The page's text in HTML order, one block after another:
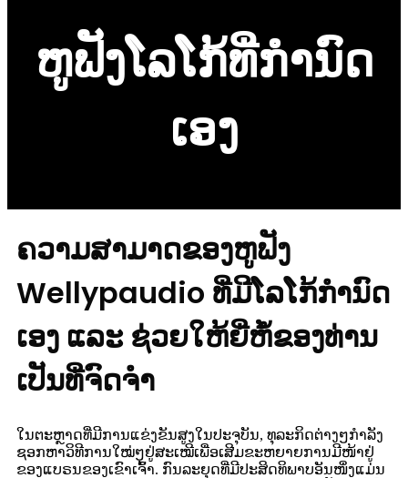
ຫູຟັງໂລໂກ້ທີ່ກຳນົດ
ເອງ
ຄວາມສາມາດຂອງຫູຟັງ
Wellypaudio ທີ່ມີໂລໂກ້ກຳນົດ
ເອງ ແລະ ຊ່ວຍໃຫ້ຍີ່ຫໍ້ຂອງທ່ານ
ເປັນທີ່ຈົດຈຳ
ໃນຕະຫຼາດທີ່ມີການແຂ່ງຂັນສູງໃນປະຈຸບັນ, ທຸລະກິດຕ່າງໆກຳລັງ
ຊອກຫາວິທີການໃໝ່ໆຢູ່ສະເໝີເພື່ອເສີມຂະຫຍາຍການມີໜ້າຢູ່
ຂອງແບຣນຂອງເຂົາເຈົ້າ. ກົນລະຍຸດທີ່ມີປະສິດທິພາບອັນໜຶ່ງແມ່ນ